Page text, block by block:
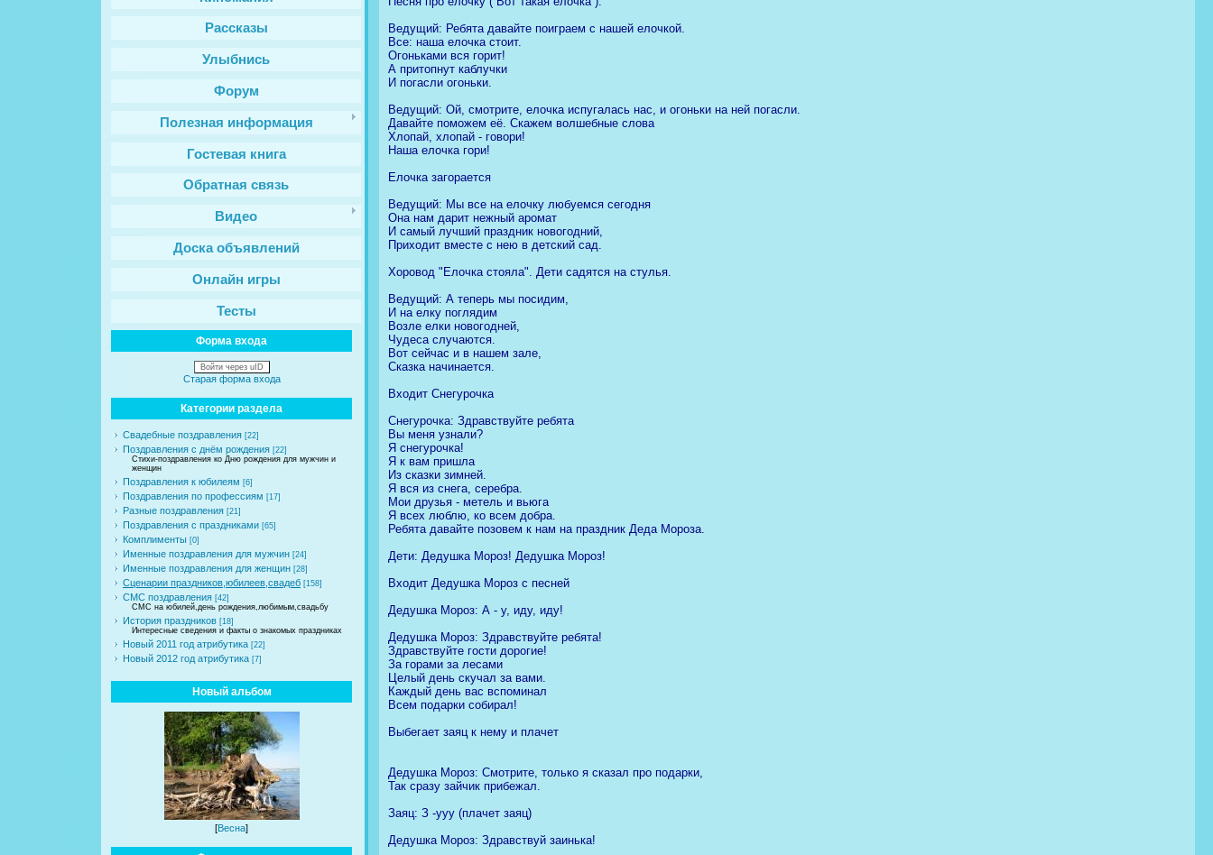
Рассказы
Улыбнись
Форум
Полезная информация
Гостевая книга
Обратная связь
Видео
Доска объявлений
Онлайн игры
Тесты
Форма входа
Войти через uID
Старая форма входа
Категории раздела
Свадебные поздравления [22]
Поздравления с днём рождения [22]
Стихи-поздравления ко Дню рождения для мужчин и
женщин
Поздравления к юбилеям [6]
Поздравления по профессиям [17]
Разные поздравления [21]
Поздравления с праздниками [65]
Комплименты [0]
Именные поздравления для мужчин [24]
Именные поздравления для женщин [28]
Сценарии праздников,юбилеев,свадеб [158]
СМС поздравления [42]
СМС на юбилей,день рождения,любимым,свадьбу
История праздников [18]
Интересные сведения и факты о знакомых праздниках
Новый 2011 год атрибутика [22]
Новый 2012 год атрибутика [7]
Новый альбом
[Весна]
Ведущий: Ребята давайте поиграем с нашей елочкой.
Все: наша елочка стоит.
Огоньками вся горит!
А притопнут каблучки
И погасли огоньки.
Ведущий: Ой, смотрите, елочка испугалась нас, и огоньки на ней погасли.
Давайте поможем её. Скажем волшебные слова
Хлопай, хлопай - говори!
Наша елочка гори!
Елочка загорается
Ведущий: Мы все на елочку любуемся сегодня
Она нам дарит нежный аромат
И самый лучший праздник новогодний,
Приходит вместе с нею в детский сад.
Хоровод "Елочка стояла". Дети садятся на стулья.
Ведущий: А теперь мы посидим,
И на елку поглядим
Возле елки новогодней,
Чудеса случаются.
Вот сейчас и в нашем зале,
Сказка начинается.
Входит Снегурочка
Снегурочка: Здравствуйте ребята
Вы меня узнали?
Я снегурочка!
Я к вам пришла
Из сказки зимней.
Я вся из снега, серебра.
Мои друзья - метель и вьюга
Я всех люблю, ко всем добра.
Ребята давайте позовем к нам на праздник Деда Мороза.
Дети: Дедушка Мороз! Дедушка Мороз!
Входит Дедушка Мороз с песней
Дедушка Мороз: А - у, иду, иду!
Дедушка Мороз: Здравствуйте ребята!
Здравствуйте гости дорогие!
За горами за лесами
Целый день скучал за вами.
Каждый день вас вспоминал
Всем подарки собирал!
Выбегает заяц к нему и плачет
Дедушка Мороз: Смотрите, только я сказал про подарки,
Так сразу зайчик прибежал.
Заяц: З -ууу (плачет заяц)
Дедушка Мороз: Здравствуй заинька!